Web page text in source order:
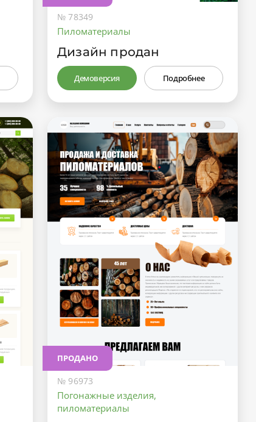
№ 78349
Пиломатериалы
Дизайн продан
Демоверсия Подробнее
ПРОДАНО
№ 96973
Погонажные изделия,
пиломатериалы